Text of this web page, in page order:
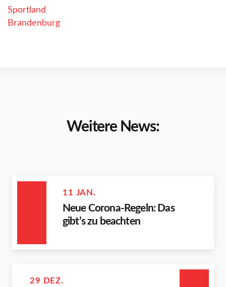
Weitere News:
11 JAN.
Neue Corona-Regeln: Das
gibt’s zu beachten
29 DEZ.